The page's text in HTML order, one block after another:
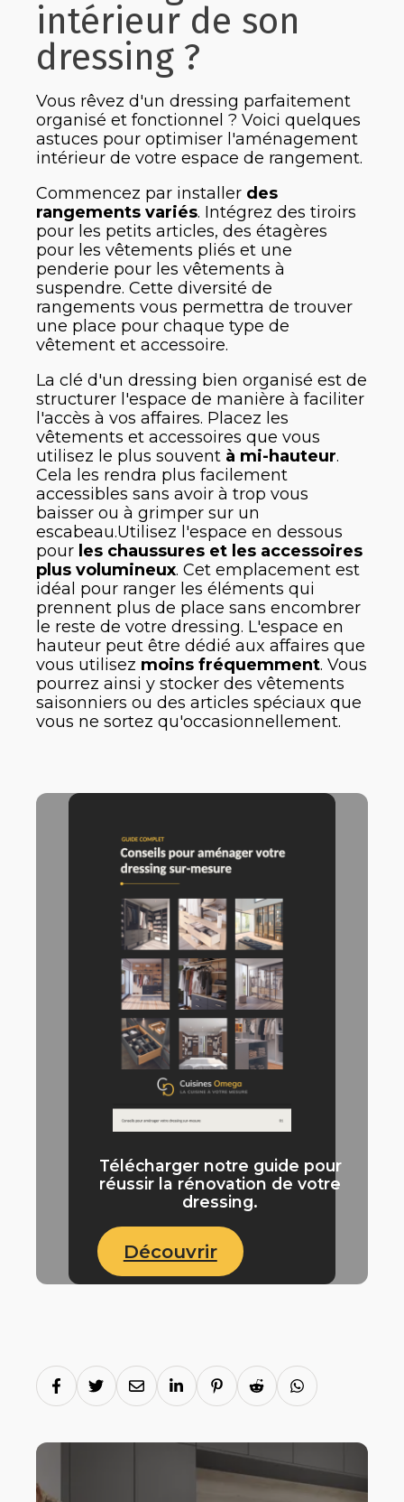
intérieur de son
dressing ?
Vous rêvez d'un dressing parfaitement
organisé et fonctionnel ? Voici quelques
astuces pour optimiser l'aménagement
intérieur de votre espace de rangement.
Commencez par installer des
rangements variés. Intégrez des tiroirs
pour les petits articles, des étagères
pour les vêtements pliés et une
penderie pour les vêtements à
suspendre. Cette diversité de
rangements vous permettra de trouver
une place pour chaque type de
vêtement et accessoire.
La clé d'un dressing bien organisé est de
structurer l'espace de manière à faciliter
l'accès à vos affaires. Placez les
vêtements et accessoires que vous
utilisez le plus souvent à mi-hauteur.
Cela les rendra plus facilement
accessibles sans avoir à trop vous
baisser ou à grimper sur un
escabeau.Utilisez l'espace en dessous
pour les chaussures et les accessoires
plus volumineux. Cet emplacement est
idéal pour ranger les éléments qui
prennent plus de place sans encombrer
le reste de votre dressing. L'espace en
hauteur peut être dédié aux affaires que
vous utilisez moins fréquemment. Vous
pourrez ainsi y stocker des vêtements
saisonniers ou des articles spéciaux que
vous ne sortez qu'occasionnellement.
Télécharger notre guide pour
réussir la rénovation de votre
dressing.
Découvrir